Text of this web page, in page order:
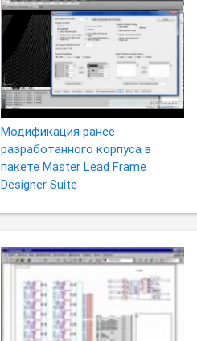
Модификация ранее
разработанного корпуса в
пакете Master Lead Frame
Designer Suite